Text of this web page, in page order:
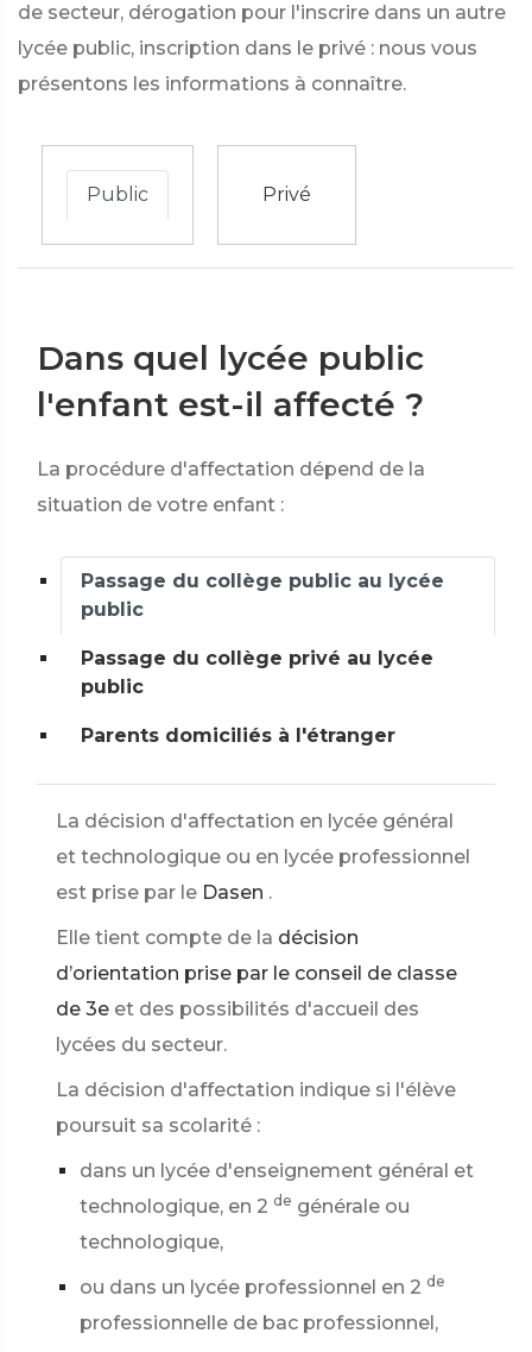
de secteur, dérogation pour l'inscrire dans un autre
lycée public, inscription dans le privé : nous vous
présentons les informations à connaître.
Public Privé
Dans quel lycée public
l'enfant est-il affecté ?
La procédure d'affectation dépend de la
situation de votre enfant :
Passage du collège public au lycée
public
Passage du collège privé au lycée
public
Parents domiciliés à l'étranger
La décision d'affectation en lycée général
et technologique ou en lycée professionnel
est prise par le Dasen .
Elle tient compte de la décision
d’orientation prise par le conseil de classe
de 3e et des possibilités d'accueil des
lycées du secteur.
La décision d'affectation indique si l'élève
poursuit sa scolarité :
dans un lycée d'enseignement général et
technologique, en 2 de générale ou
technologique,
ou dans un lycée professionnel en 2 de
professionnelle de bac professionnel,